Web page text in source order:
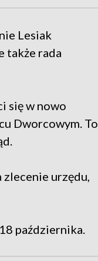
Lesiak
także rada
się w nowo
Dworcowym. To
urzędu,
października.